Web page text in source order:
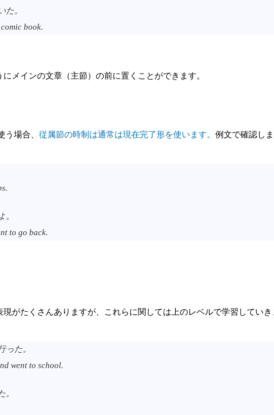
た。
book.
メインの文章（主節）の前に置くことができます。
場合、 従属節の時制は通常は現在完了形を使います。 例文で確認し
。
to go back.
がたくさんありますが、これらに関しては上のレベルで学習してい
った。
went to school.
。